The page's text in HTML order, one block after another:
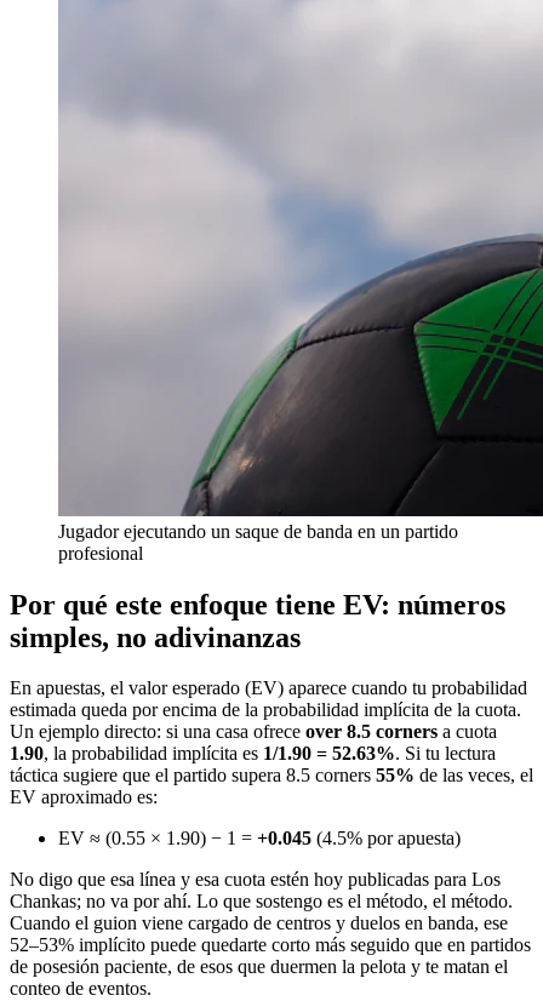
Jugador ejecutando un saque de banda en un partido
profesional
Por qué este enfoque tiene EV: números
simples, no adivinanzas
En apuestas, el valor esperado (EV) aparece cuando tu probabilidad
estimada queda por encima de la probabilidad implícita de la cuota.
Un ejemplo directo: si una casa ofrece over 8.5 corners a cuota
1.90, la probabilidad implícita es 1/1.90 = 52.63%. Si tu lectura
táctica sugiere que el partido supera 8.5 corners 55% de las veces, el
EV aproximado es:
EV ≈ (0.55 × 1.90) − 1 = +0.045 (4.5% por apuesta)
No digo que esa línea y esa cuota estén hoy publicadas para Los
Chankas; no va por ahí. Lo que sostengo es el método, el método.
Cuando el guion viene cargado de centros y duelos en banda, ese
52–53% implícito puede quedarte corto más seguido que en partidos
de posesión paciente, de esos que duermen la pelota y te matan el
conteo de eventos.